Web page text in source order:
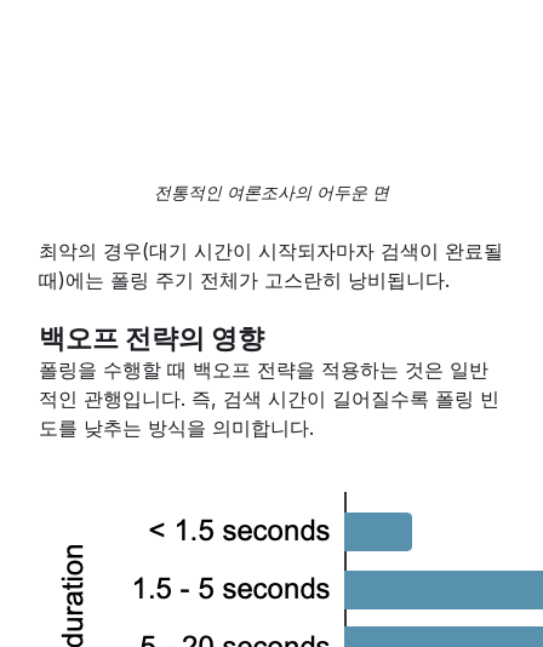
전통적인 여론조사의 어두운 면
최악의 경우(대기 시간이 시작되자마자 검색이 완료될
때)에는 폴링 주기 전체가 고스란히 낭비됩니다.
백오프 전략의 영향
폴링을 수행할 때 백오프 전략을 적용하는 것은 일반
적인 관행입니다. 즉, 검색 시간이 길어질수록 폴링 빈
도를 낮추는 방식을 의미합니다.